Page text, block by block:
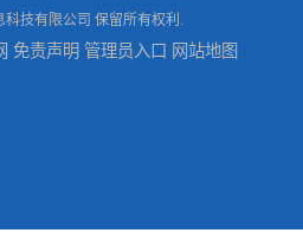
科技有限公司 保留所有权利.
免责声明 管理员入口 网站地图